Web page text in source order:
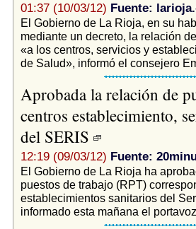
01:37 (10/03/12) Fuente:
El Gobierno de La Rioja, en su
mediante un decreto, la relación
«a los centros, servicios y
de Salud», informó el consejero
Aprobada la relación de
centros establecimiento,
del SERIS
12:19 (09/03/12) Fuente:
El Gobierno de La Rioja ha
puestos de trabajo (RPT)
establecimientos sanitarios del
informado esta mañana el